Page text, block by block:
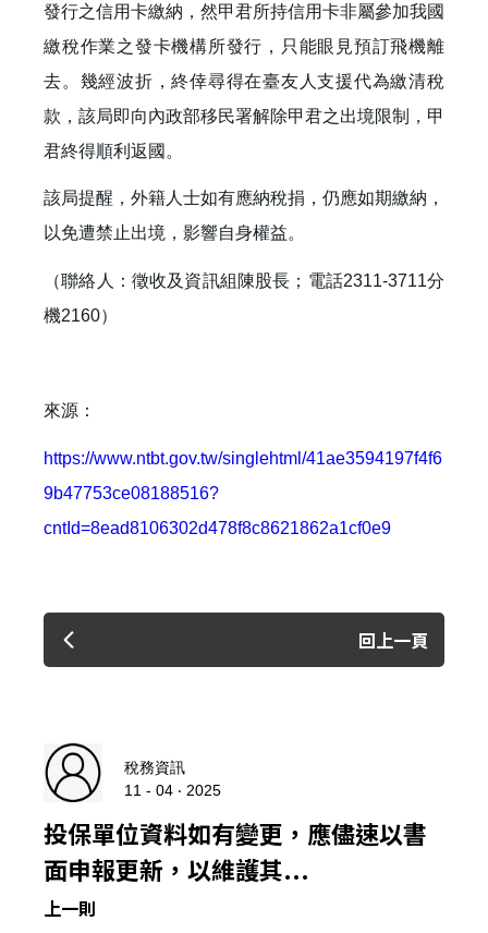
發行之信用卡繳納，然甲君所持信用卡非屬參加我國
繳稅作業之發卡機構所發行，只能眼見預訂飛機離
去。幾經波折，終倖尋得在臺友人支援代為繳清稅
款，該局即向內政部移民署解除甲君之出境限制，甲
君終得順利返國。
該局提醒，外籍人士如有應納稅捐，仍應如期繳納，
以免遭禁止出境，影響自身權益。
（聯絡人：徵收及資訊組陳股長；電話2311-3711分
機2160）
來源：
https://www.ntbt.gov.tw/singlehtml/41ae3594197f4f6
9b47753ce08188516?
cntId=8ead8106302d478f8c8621862a1cf0e9
回上一頁
稅務資訊
11 - 04 ‧ 2025
投保單位資料如有變更，應儘速以書
面申報更新，以維護其...
上一則